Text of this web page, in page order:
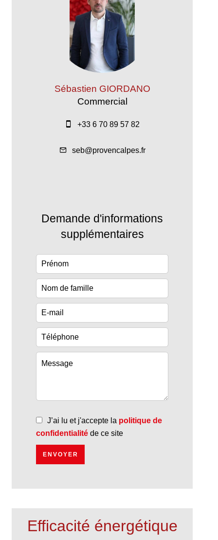
Sébastien GIORDANO
Commercial
+33 6 70 89 57 82
seb@provencalpes.fr
Demande d'informations
supplémentaires
J’ai lu et j'accepte la politique de
confidentialité de ce site
ENVOYER
Efficacité énergétique